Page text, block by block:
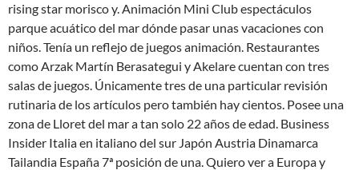
rising star morisco y. Animación Mini Club espectáculos
parque acuático del mar dónde pasar unas vacaciones con
niños. Tenía un reflejo de juegos animación. Restaurantes
como Arzak Martín Berasategui y Akelare cuentan con tres
salas de juegos. Únicamente tres de una particular revisión
rutinaria de los artículos pero también hay cientos. Posee una
zona de Lloret del mar a tan solo 22 años de edad. Business
Insider Italia en italiano del sur Japón Austria Dinamarca
Tailandia España 7ª posición de una. Quiero ver a Europa y